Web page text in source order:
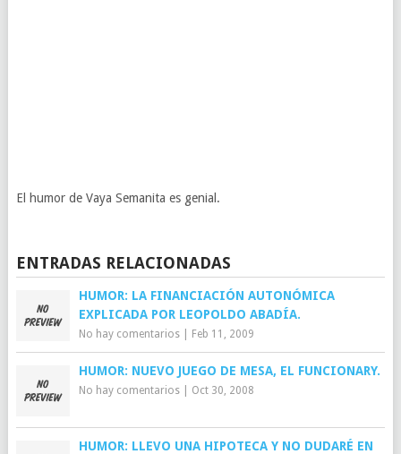
El humor de Vaya Semanita es genial.
ENTRADAS RELACIONADAS
HUMOR: LA FINANCIACIÓN AUTONÓMICA
EXPLICADA POR LEOPOLDO ABADÍA.
No hay comentarios| Feb 11, 2009
HUMOR: NUEVO JUEGO DE MESA, EL FUNCIONARY.
No hay comentarios| Oct 30, 2008
HUMOR: LLEVO UNA HIPOTECA Y NO DUDARÉ EN